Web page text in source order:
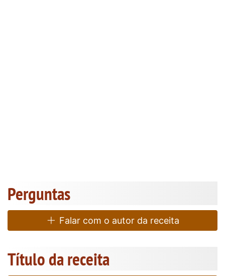
Perguntas
Falar com o autor da receita
Título da receita